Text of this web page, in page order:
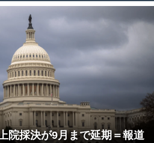
院採決が9月まで延期＝報道